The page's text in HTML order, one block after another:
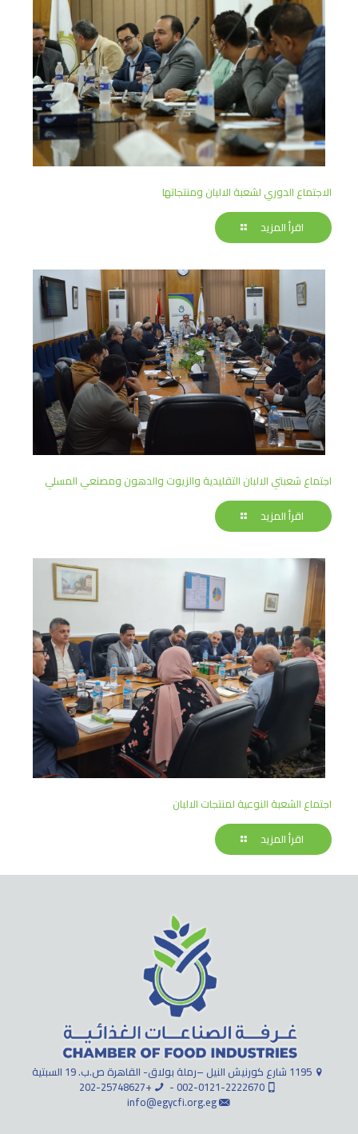
الاجتماع الدوري لشعبة الالبان ومنتجاتها
اقرأ المزيد
اجتماع شعبتي الالبان التقليدية والزيوت والدهون ومصنعي المسلي
اقرأ المزيد
اجتماع الشعبة النوعية لمنتجات الالبان
اقرأ المزيد
1195 شارع كورنيش النيل –رملة بولاق- القاهرة ص.ب. 19 السبتية
002-0121-2222670 -
+202-25748627
info@egycfi.org.eg